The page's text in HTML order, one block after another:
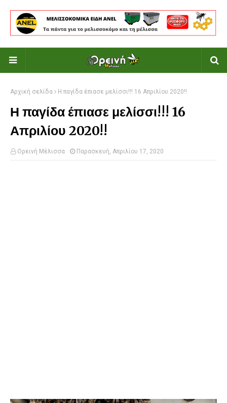
Αρχική σελίδα Η παγίδα έπιασε μελίσσι!!! 16 Απριλίου 2020!!
Η παγίδα έπιασε μελίσσι!!! 16
Απριλίου 2020!!
Ορεινή Μέλισσα Παρασκευή, Απριλίου 17, 2020